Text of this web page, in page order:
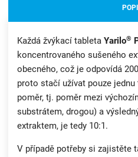
Každá žvýkací tableta Yarilo®
koncentrovaného sušeného
obecného, což je odpovídá
proto stačí užívat pouze
poměr, tj. poměr mezi
substrátem, drogou) a
extraktem, je tedy 10:1.
V případě potřeby si zajistěte